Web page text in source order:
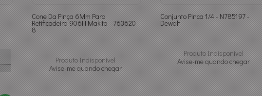
Cone Da Pinça 6Mm Para
Retificadeira 906H Makita - 763620-
8
Produto Indisponível
Avise-me quando chegar
Conjunto Pinca 1/4 - N785197 -
Dewalt
Produto Indisponível
Avise-me quando chegar